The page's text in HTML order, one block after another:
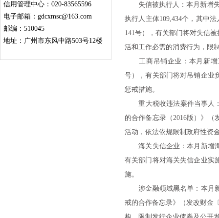
信用管理中心：020-83565596
电子邮箱： gdcxmsc@163.com
邮编：510045
地址：广州市东风中路503号12楼
失信被执行人：本月新增失
执行人主体109,434个，其中
141号），有关部门将对失信
活和工作必需的消费行为，限
工商吊销企业：本月新增工
号），有关部门将对吊销企业
惩戒措施。
重大税收违法案件当事人：
的合作备忘录（2016版）》（
活动，依法依规限制政府性资
海关失信企业：本月新增海
有关部门将对海关失信企业实
施。
涉金融领域黑名单：本月新
戒的合作备忘录》（发改财金